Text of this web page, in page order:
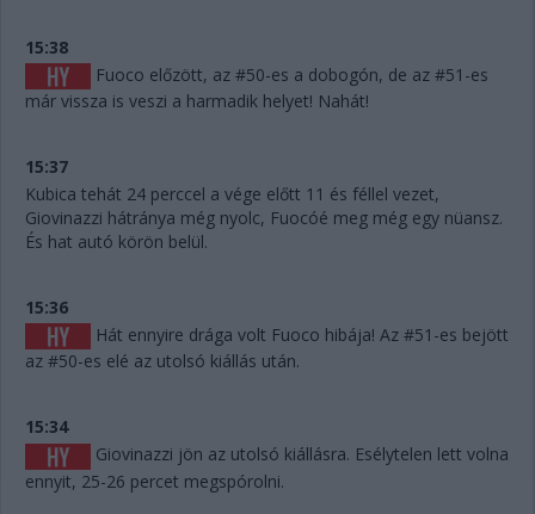
15:38
Fuoco előzött, az #50-es a dobogón, de az #51-es
már vissza is veszi a harmadik helyet! Nahát!
15:37
Kubica tehát 24 perccel a vége előtt 11 és féllel vezet,
Giovinazzi hátránya még nyolc, Fuocóé meg még egy nüansz.
És hat autó körön belül.
15:36
Hát ennyire drága volt Fuoco hibája! Az #51-es bejött
az #50-es elé az utolsó kiállás után.
15:34
Giovinazzi jön az utolsó kiállásra. Esélytelen lett volna
ennyit, 25-26 percet megspórolni.